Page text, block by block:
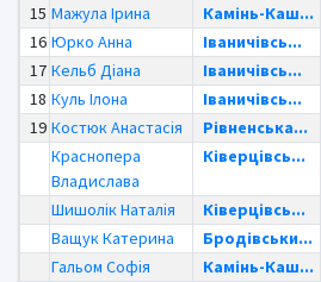
15 Мажула Ірина Камінь-Каш...
16 Юрко Анна Іваничівсь...
17 Кельб Діана Іваничівсь...
18 Куль Ілона Іваничівсь...
19 Костюк Анастасія Рівненська...
Краснопера
Владислава
Ківерцівсь...
Шишолік Наталія Ківерцівсь...
Ващук Катерина
Бродівськи...
Гальом Софія
Камінь-Каш...